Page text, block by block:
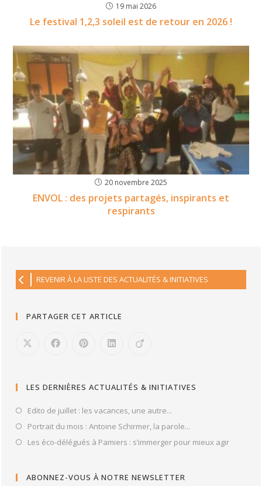
19 mai 2026
Le festival 1,2,3 soleil est de retour en 2026 !
20 novembre 2025
ENVOL : des projets partagés, inspirants et
respirants
REVENIR À LA LISTE DES ACTUALITÉS & INITIATIVES
PARTAGER CET ARTICLE
LES DERNIÈRES ACTUALITÉS & INITIATIVES
Edito de juillet : les vacances, une autre...
Portrait du mois : Antoine Schirmer, la parole...
Les éco-délégués à Pamiers : s’immerger pour mieux agir
ABONNEZ-VOUS À NOTRE NEWSLETTER